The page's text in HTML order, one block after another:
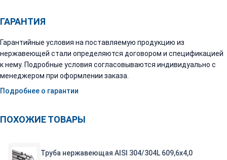
ГАРАНТИЯ
Гарантийные условия на поставляемую продукцию из
нержавеющей стали определяются договором и спецификацией
к нему. Подробные условия согласовываются индивидуально с
менеджером при оформлении заказа.
Подробнее о гарантии
ПОХОЖИЕ ТОВАРЫ
Труба нержавеющая AISI 304/304L 609,6х4,0